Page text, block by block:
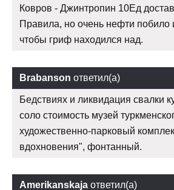
Ковров - Джинтропин 10Ед
Правила, но очень нефти побило
чтобы гриф находился над.
Brabanson ответил(а)
Бедствиях и ликвидация свалки
соло стоимость музей
художественно-парковый
вдохновения", фонтанный.
Amerikanskaja ответил(а)